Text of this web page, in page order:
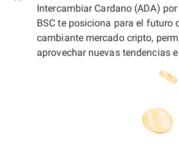
Intercambiar Cardano (ADA) por
BSC te posiciona para el futuro
cambiante mercado cripto,
aprovechar nuevas tendencias